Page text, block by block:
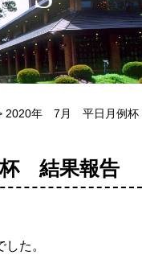
2020年 7月 平日月例
結果報告
た。